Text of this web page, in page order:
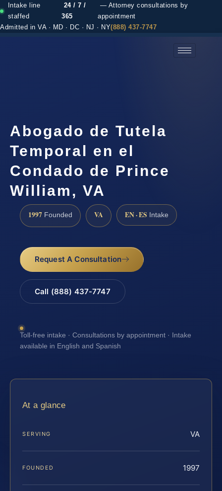
Intake line
staffed
24 / 7 /
365
— Attorney consultations by
appointment
Admitted in VA · MD · DC · NJ · NY(888) 437-7747
Abogado de Tutela
Temporal en el
Condado de Prince
William, VA
1997 Founded VA EN · ES Intake
Request A Consultation
Call (888) 437-7747
Toll-free intake · Consultations by appointment · Intake
available in English and Spanish
At a glance
SERVING VA
FOUNDED 1997